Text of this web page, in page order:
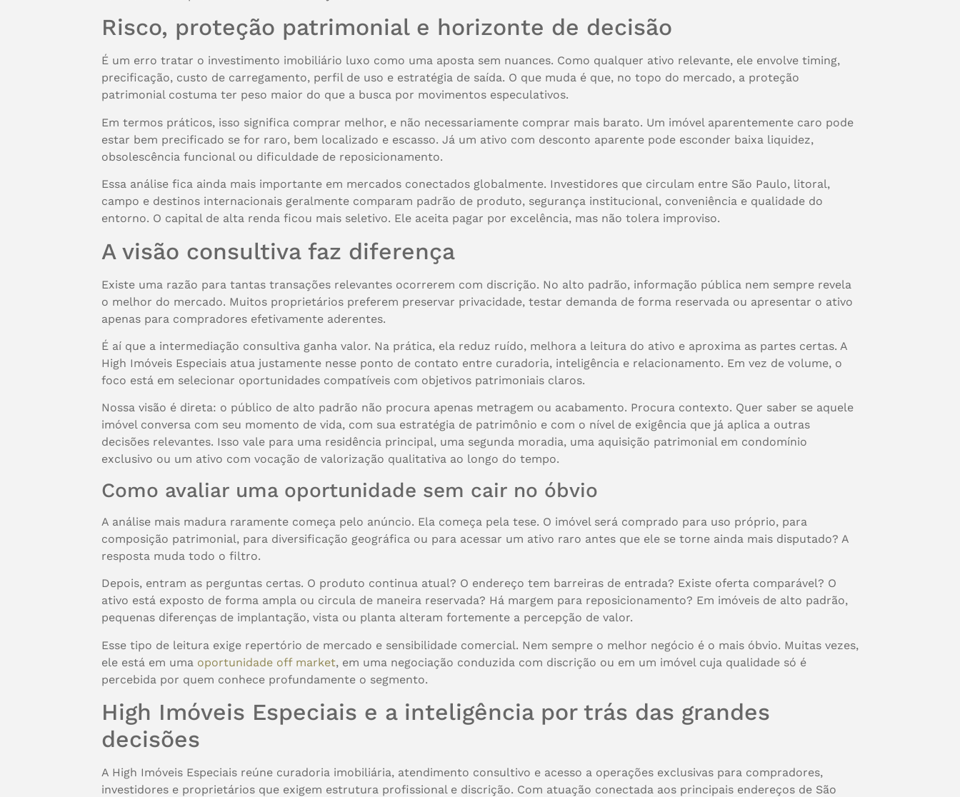
Risco, proteção patrimonial e horizonte de decisão
É um erro tratar o investimento imobiliário luxo como uma aposta sem nuances. Como qualquer ativo relevante, ele envolve timing,
precificação, custo de carregamento, perfil de uso e estratégia de saída. O que muda é que, no topo do mercado, a proteção
patrimonial costuma ter peso maior do que a busca por movimentos especulativos.
Em termos práticos, isso significa comprar melhor, e não necessariamente comprar mais barato. Um imóvel aparentemente caro pode
estar bem precificado se for raro, bem localizado e escasso. Já um ativo com desconto aparente pode esconder baixa liquidez,
obsolescência funcional ou dificuldade de reposicionamento.
Essa análise fica ainda mais importante em mercados conectados globalmente. Investidores que circulam entre São Paulo, litoral,
campo e destinos internacionais geralmente comparam padrão de produto, segurança institucional, conveniência e qualidade do
entorno. O capital de alta renda ficou mais seletivo. Ele aceita pagar por excelência, mas não tolera improviso.
A visão consultiva faz diferença
Existe uma razão para tantas transações relevantes ocorrerem com discrição. No alto padrão, informação pública nem sempre revela
o melhor do mercado. Muitos proprietários preferem preservar privacidade, testar demanda de forma reservada ou apresentar o ativo
apenas para compradores efetivamente aderentes.
É aí que a intermediação consultiva ganha valor. Na prática, ela reduz ruído, melhora a leitura do ativo e aproxima as partes certas. A
High Imóveis Especiais atua justamente nesse ponto de contato entre curadoria, inteligência e relacionamento. Em vez de volume, o
foco está em selecionar oportunidades compatíveis com objetivos patrimoniais claros.
Nossa visão é direta: o público de alto padrão não procura apenas metragem ou acabamento. Procura contexto. Quer saber se aquele
imóvel conversa com seu momento de vida, com sua estratégia de patrimônio e com o nível de exigência que já aplica a outras
decisões relevantes. Isso vale para uma residência principal, uma segunda moradia, uma aquisição patrimonial em condomínio
exclusivo ou um ativo com vocação de valorização qualitativa ao longo do tempo.
Como avaliar uma oportunidade sem cair no óbvio
A análise mais madura raramente começa pelo anúncio. Ela começa pela tese. O imóvel será comprado para uso próprio, para
composição patrimonial, para diversificação geográfica ou para acessar um ativo raro antes que ele se torne ainda mais disputado? A
resposta muda todo o filtro.
Depois, entram as perguntas certas. O produto continua atual? O endereço tem barreiras de entrada? Existe oferta comparável? O
ativo está exposto de forma ampla ou circula de maneira reservada? Há margem para reposicionamento? Em imóveis de alto padrão,
pequenas diferenças de implantação, vista ou planta alteram fortemente a percepção de valor.
Esse tipo de leitura exige repertório de mercado e sensibilidade comercial. Nem sempre o melhor negócio é o mais óbvio. Muitas vezes,
ele está em uma oportunidade off market, em uma negociação conduzida com discrição ou em um imóvel cuja qualidade só é
percebida por quem conhece profundamente o segmento.
High Imóveis Especiais e a inteligência por trás das grandes
decisões
A High Imóveis Especiais reúne curadoria imobiliária, atendimento consultivo e acesso a operações exclusivas para compradores,
investidores e proprietários que exigem estrutura profissional e discrição. Com atuação conectada aos principais endereços de São